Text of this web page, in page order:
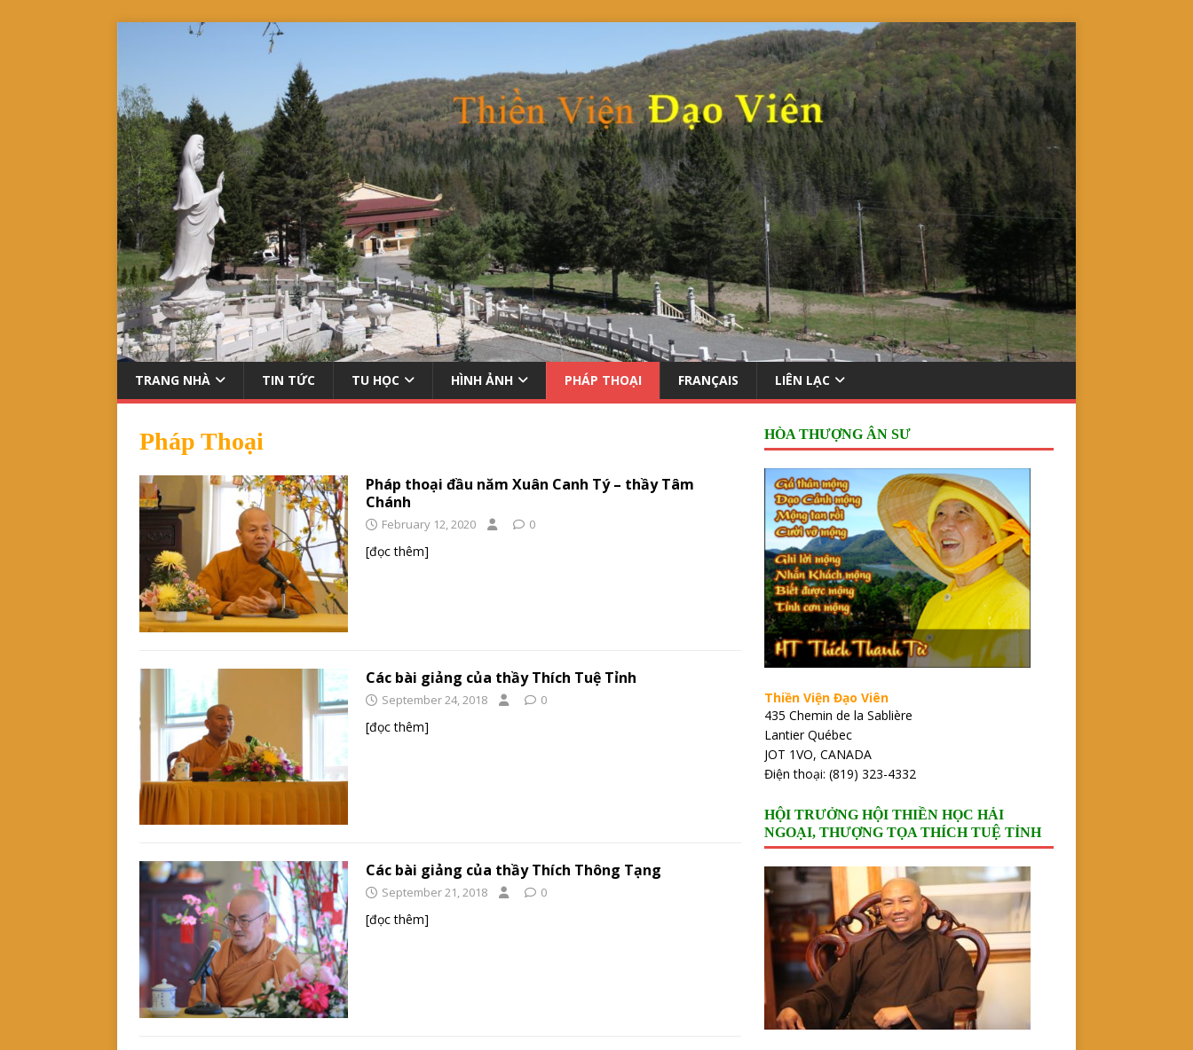
TRANG NHÀ TIN TỨC TU HỌC HÌNH ẢNH PHÁP THOẠI FRANÇAIS LIÊN LẠC
Pháp Thoại
Pháp thoại đầu năm Xuân Canh Tý – thầy Tâm
Chánh
February 12, 2020 0
[đọc thêm]
Các bài giảng của thầy Thích Tuệ Tỉnh
September 24, 2018 0
[đọc thêm]
Các bài giảng của thầy Thích Thông Tạng
September 21, 2018 0
[đọc thêm]
HÒA THƯỢNG ÂN SƯ
Thiền Viện Đạo Viên
435 Chemin de la Sablière
Lantier Québec
JOT 1VO, CANADA
Điện thoại: (819) 323-4332
HỘI TRƯỞNG HỘI THIỀN HỌC HẢI
NGOẠI, THƯỢNG TỌA THÍCH TUỆ TỈNH